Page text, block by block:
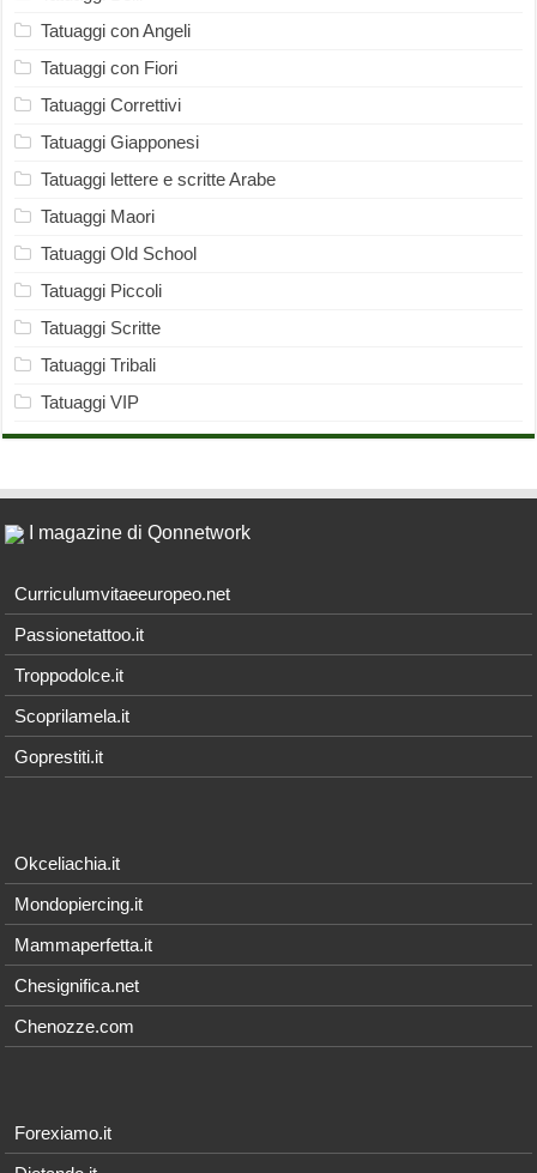
Tatuaggi con Angeli
Tatuaggi con Fiori
Tatuaggi Correttivi
Tatuaggi Giapponesi
Tatuaggi lettere e scritte Arabe
Tatuaggi Maori
Tatuaggi Old School
Tatuaggi Piccoli
Tatuaggi Scritte
Tatuaggi Tribali
Tatuaggi VIP
I magazine di Qonnetwork
Curriculumvitaeeuropeo.net
Passionetattoo.it
Troppodolce.it
Scoprilamela.it
Goprestiti.it
Okceliachia.it
Mondopiercing.it
Mammaperfetta.it
Chesignifica.net
Chenozze.com
Forexiamo.it